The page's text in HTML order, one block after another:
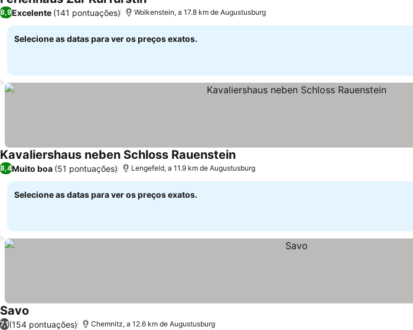
8,9Excelente (141 pontuações) Wolkenstein, a 17.8 km de Augustusburg
Selecione as datas para ver os preços exatos.
Kavaliershaus neben Schloss Rauenstein
8,4Muito boa (51 pontuações) Lengefeld, a 11.9 km de Augustusburg
Selecione as datas para ver os preços exatos.
Savo
7,1(154 pontuações) Chemnitz, a 12.6 km de Augustusburg